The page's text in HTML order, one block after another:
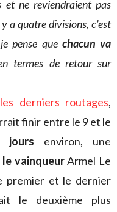
et ne reviendraient pas
a quatre divisions, c’est
pense que chacun va
termes de retour sur
les derniers routages,
finir entre le 9 et le
jours environ, une
vainqueurArmel Le
premier et le dernier
le deuxième plus